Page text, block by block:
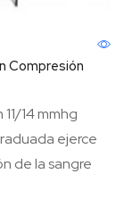
Compresión
14 mmhg
ejerce
de la sangre